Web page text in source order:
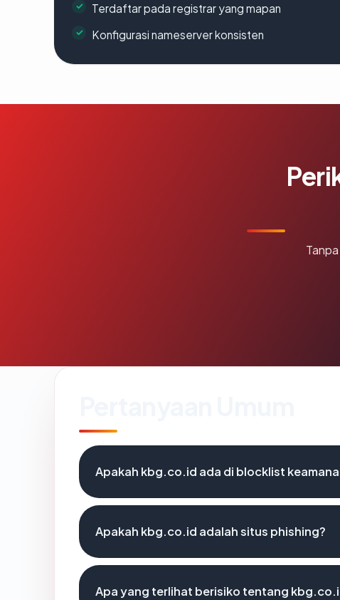
Terdaftar pada registrar yang mapan
Konfigurasi nameserver konsisten
Apakah kbg.co.id ada di blocklist
Apakah kbg.co.id adalah situs phishing?
Apa yang terlihat berisiko tentang